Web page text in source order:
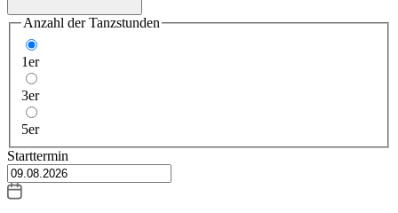
Anzahl der Tanzstunden
1er
3er
5er
Starttermin